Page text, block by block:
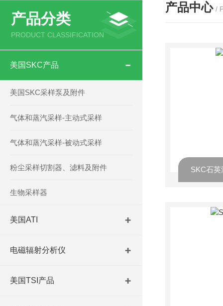
产品分类
PRODUCT CLASSIFICATION
美国SKC产品
美国SKC采样泵及附件
气体和蒸汽采样-主动式采样
气体和蒸汽采样-被动式采样
粉尘采样切割器、滤料及附件
生物采样器
美国ATI
电磁辐射分析仪
美国TSI产品
产品中心 /
SKC石英